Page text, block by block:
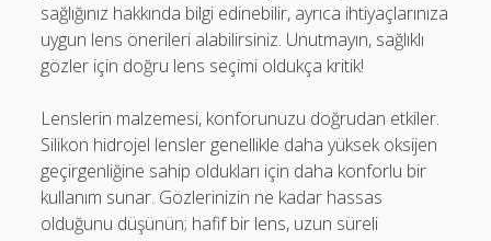
sağlığınız hakkında bilgi edinebilir, ayrıca ihtiyaçlarınıza
uygun lens önerileri alabilirsiniz. Unutmayın, sağlıklı
gözler için doğru lens seçimi oldukça kritik!
Lenslerin malzemesi, konforunuzu doğrudan etkiler.
Silikon hidrojel lensler genellikle daha yüksek oksijen
geçirgenliğine sahip oldukları için daha konforlu bir
kullanım sunar. Gözlerinizin ne kadar hassas
olduğunu düşünün; hafif bir lens, uzun süreli